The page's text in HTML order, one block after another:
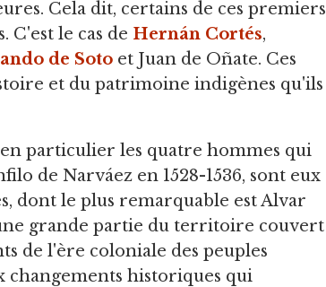
Cela dit, certains de ces premiers
C'est le cas de Hernán Cortés,
de Soto et Juan de Oñate. Ces
et du patrimoine indigènes qu'ils
particulier les quatre hommes qui
de Narváez en 1528-1536, sont eux
dont le plus remarquable est Alvar
grande partie du territoire couvert
de l'ère coloniale des peuples
changements historiques qui